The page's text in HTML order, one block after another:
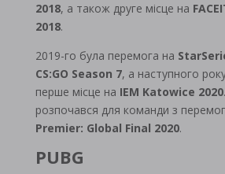
2018, а також друге місце на
2018.
2019-го була перемога на
CS:GO Season 7, а наступного
перше місце на IEM Katowice 2020
розпочався для команди з
Premier: Global Final 2020.
PUBG